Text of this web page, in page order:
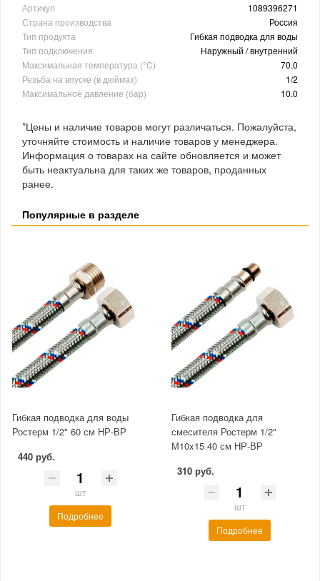
Артикул
1089396271
Страна производства
Россия
Тип продукта
Гибкая подводка для воды
Тип подключения
Наружный / внутренний
Максимальная температура (°C)
70.0
Резьба на впуске (в дюймах)
1/2
Максимальное давление (бар)
10.0
*Цены и наличие товаров могут различаться. Пожалуйста,
уточняйте стоимость и наличие товаров у менеджера.
Информация о товарах на сайте обновляется и может
быть неактуальна для таких же товаров, проданных
ранее.
Популярные в разделе
Гибкая подводка для воды
Ростерм 1/2" 60 см НР-ВР
440 руб.
шт
Подробнее
Гибкая подводка для
смесителя Ростерм 1/2"
М10x15 40 см НР-ВР
310 руб.
шт
Подробнее